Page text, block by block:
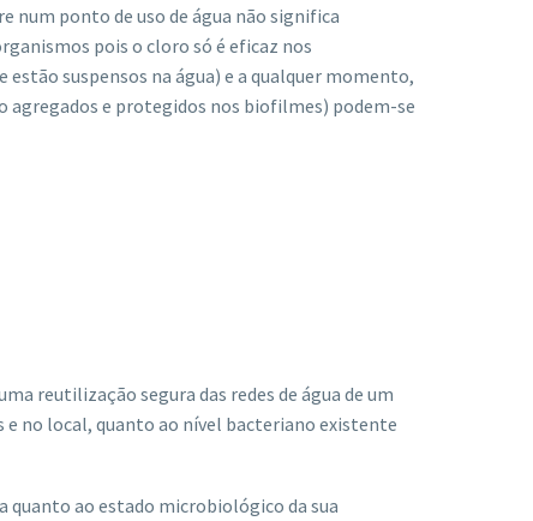
num ponto de uso de água não significa
pois o cloro só é eficaz nos
suspensos na água) e a qualquer momento,
agregados e protegidos nos biofilmes) podem-se
reutilização segura das redes de água de um
e no local, quanto ao nível bacteriano existente
ao estado microbiológico da sua